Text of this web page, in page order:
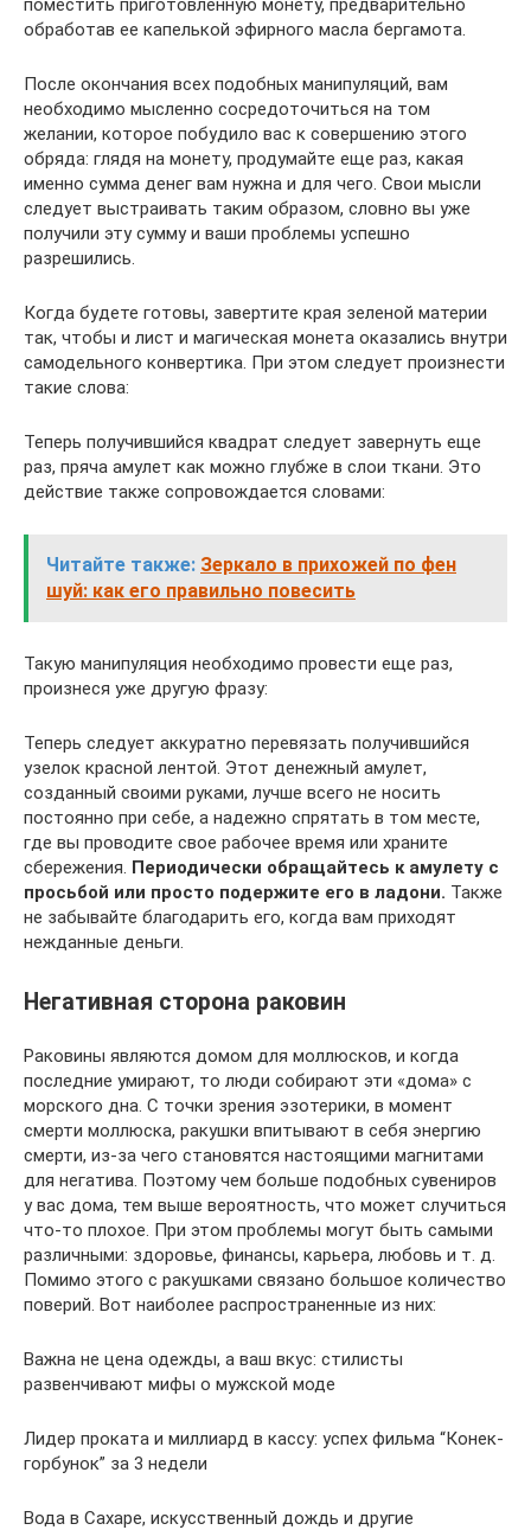
обработав ее капелькой эфирного масла бергамота.
После окончания всех подобных манипуляций, вам
необходимо мысленно сосредоточиться на том
желании, которое побудило вас к совершению этого
обряда: глядя на монету, продумайте еще раз, какая
именно сумма денег вам нужна и для чего. Свои мысли
следует выстраивать таким образом, словно вы уже
получили эту сумму и ваши проблемы успешно
разрешились.
Когда будете готовы, завертите края зеленой материи
так, чтобы и лист и магическая монета оказались внутри
самодельного конвертика. При этом следует произнести
такие слова:
Теперь получившийся квадрат следует завернуть еще
раз, пряча амулет как можно глубже в слои ткани. Это
действие также сопровождается словами:
Читайте также: Зеркало в прихожей по фен
шуй: как его правильно повесить
Такую манипуляция необходимо провести еще раз,
произнеся уже другую фразу:
Теперь следует аккуратно перевязать получившийся
узелок красной лентой. Этот денежный амулет,
созданный своими руками, лучше всего не носить
постоянно при себе, а надежно спрятать в том месте,
где вы проводите свое рабочее время или храните
сбережения. Периодически обращайтесь к амулету с
просьбой или просто подержите его в ладони. Также
не забывайте благодарить его, когда вам приходят
нежданные деньги.
Негативная сторона раковин
Раковины являются домом для моллюсков, и когда
последние умирают, то люди собирают эти «дома» с
морского дна. С точки зрения эзотерики, в момент
смерти моллюска, ракушки впитывают в себя энергию
смерти, из-за чего становятся настоящими магнитами
для негатива. Поэтому чем больше подобных сувениров
у вас дома, тем выше вероятность, что может случиться
что-то плохое. При этом проблемы могут быть самыми
различными: здоровье, финансы, карьера, любовь и т. д.
Помимо этого с ракушками связано большое количество
поверий. Вот наиболее распространенные из них:
Важна не цена одежды, а ваш вкус: стилисты
развенчивают мифы о мужской моде
Лидер проката и миллиард в кассу: успех фильма “Конек-
горбунок” за 3 недели
Вода в Сахаре, искусственный дождь и другие